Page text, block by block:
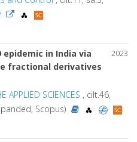
2023
epidemic in India via
fractional derivatives
APPLIED SCIENCES , cilt.46,
Scopus)